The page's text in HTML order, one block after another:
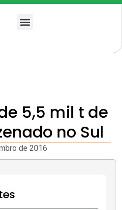
5,5 mil t de
no Sul
de 2016